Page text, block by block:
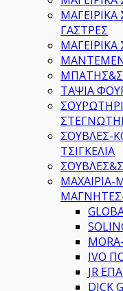
ΓΑΣΤΡΕΣ
ΤΑΨΙΑ
ΣΟΥΒΛΕΣ-
ΤΣΙΓΚΕΛΙΑ
IVO
JR
DICK